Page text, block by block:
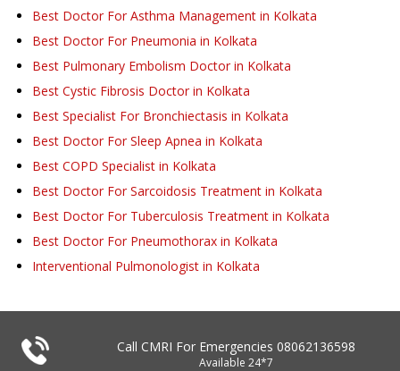
Best Doctor For Asthma Management in Kolkata
Best Doctor For Pneumonia in Kolkata
Best Pulmonary Embolism Doctor in Kolkata
Best Cystic Fibrosis Doctor in Kolkata
Best Specialist For Bronchiectasis in Kolkata
Best Doctor For Sleep Apnea in Kolkata
Best COPD Specialist in Kolkata
Best Doctor For Sarcoidosis Treatment in Kolkata
Best Doctor For Tuberculosis Treatment in Kolkata
Best Doctor For Pneumothorax in Kolkata
Interventional Pulmonologist in Kolkata
Call CMRI For Emergencies 08062136598
Available 24*7